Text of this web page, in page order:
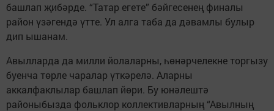
башлап җибәрде. “Татар егете” бәйгесенең финалы
район үзәгендә үтте. Ул алга таба да дәвамлы булыр
дип ышанам.
Авылларда да милли йолаларны, һөнәрчелекне торгызу
буенча төрле чаралар үткәрелә. Аларны
аккалфаклылар башлап йөри. Бу юнәлештә
районыбызда фольклор коллективларның “Авылның